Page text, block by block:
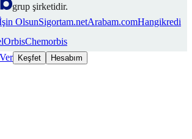
grup şirketidir.
OlsunSigortam.netArabam.comHangikredi
Chemorbis
Keşfet Hesabım